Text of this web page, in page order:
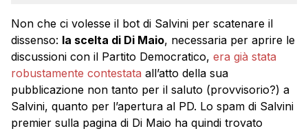
Non che ci volesse il bot di Salvini per scatenare il
dissenso: la scelta di Di Maio, necessaria per aprire le
discussioni con il Partito Democratico, era già stata
robustamente contestata all’atto della sua
pubblicazione non tanto per il saluto (provvisorio?) a
Salvini, quanto per l’apertura al PD. Lo spam di Salvini
premier sulla pagina di Di Maio ha quindi trovato